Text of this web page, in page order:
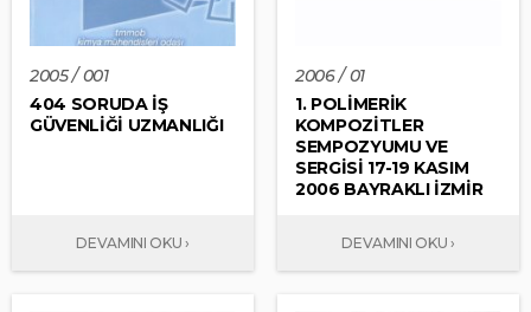
2005 / 001
404 SORUDA İŞ
GÜVENLİĞİ UZMANLIĞI
2006 / 01
1. POLİMERİK
KOMPOZİTLER
SEMPOZYUMU VE
SERGİSİ 17-19 KASIM
2006 BAYRAKLI İZMİR